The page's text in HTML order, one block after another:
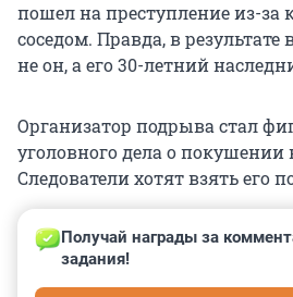
пошел на преступление из-за
соседом. Правда, в
не он, а его 30-летний
Организатор подрыва стал
уголовного дела о покушении
Следователи хотят взять его
Получай награды за
задания!